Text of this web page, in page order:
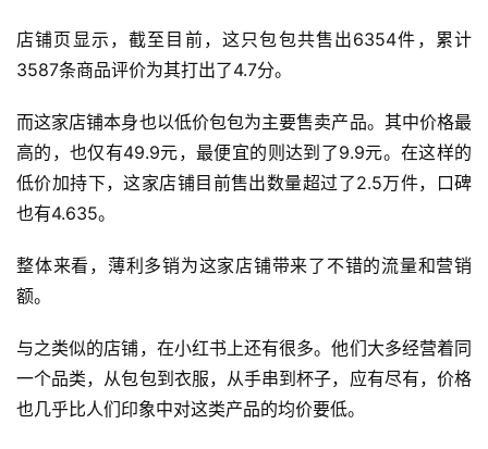
店铺页显示，截至目前，这只包包共售出6354件，累计
3587条商品评价为其打出了4.7分。
而这家店铺本身也以低价包包为主要售卖产品。其中价格最
高的，也仅有49.9元，最便宜的则达到了9.9元。在这样的
低价加持下，这家店铺目前售出数量超过了2.5万件，口碑
也有4.635。
整体来看，薄利多销为这家店铺带来了不错的流量和营销
额。
与之类似的店铺，在小红书上还有很多。他们大多经营着同
一个品类，从包包到衣服，从手串到杯子，应有尽有，价格
也几乎比人们印象中对这类产品的均价要低。